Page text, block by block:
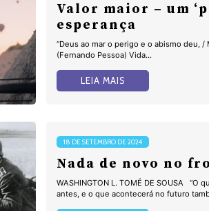
Valor maior – um
esperança
“Deus ao mar o perigo e o abismo deu,
(Fernando Pessoa) Vida...
LEIA MAIS
18 DE SETEMBRO DE 2024
Nada de novo no
WASHINGTON L. TOMÉ DE SOUSA “O
antes, e o que acontecerá no futuro